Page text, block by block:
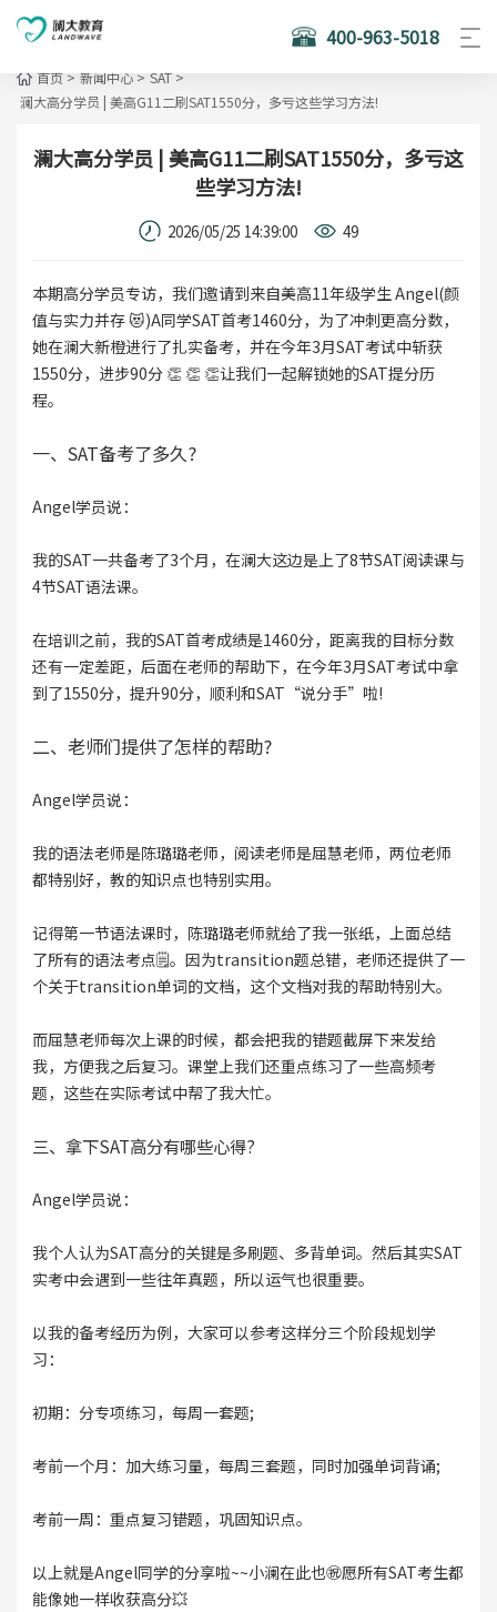
400-963-5018
首页 > 新闻中心 > SAT >
澜大高分学员 | 美高G11二刷SAT1550分，多亏这些学习方法!
澜大高分学员 | 美高G11二刷SAT1550分，多亏这
些学习方法!
2026/05/25 14:39:00 49
本期高分学员专访，我们邀请到来自美高11年级学生 Angel(颜
值与实力并存 😻)A同学SAT首考1460分，为了冲刺更高分数，
她在澜大新橙进行了扎实备考，并在今年3月SAT考试中斩获
1550分，进步90分 👏 👏 👏让我们一起解锁她的SAT提分历
程。
一、SAT备考了多久?
Angel学员说：
我的SAT一共备考了3个月，在澜大这边是上了8节SAT阅读课与
4节SAT语法课。
在培训之前，我的SAT首考成绩是1460分，距离我的目标分数
还有一定差距，后面在老师的帮助下，在今年3月SAT考试中拿
到了1550分，提升90分，顺利和SAT“说分手”啦!
二、老师们提供了怎样的帮助?
Angel学员说：
我的语法老师是陈璐璐老师，阅读老师是屈慧老师，两位老师
都特别好，教的知识点也特别实用。
记得第一节语法课时，陈璐璐老师就给了我一张纸，上面总结
了所有的语法考点🗒️。因为transition题总错，老师还提供了一
个关于transition单词的文档，这个文档对我的帮助特别大。
而屈慧老师每次上课的时候，都会把我的错题截屏下来发给
我，方便我之后复习。课堂上我们还重点练习了一些高频考
题，这些在实际考试中帮了我大忙。
三、拿下SAT高分有哪些心得?
Angel学员说：
我个人认为SAT高分的关键是多刷题、多背单词。然后其实SAT
实考中会遇到一些往年真题，所以运气也很重要。
以我的备考经历为例，大家可以参考这样分三个阶段规划学
习：
初期：分专项练习，每周一套题;
考前一个月：加大练习量，每周三套题，同时加强单词背诵;
考前一周：重点复习错题，巩固知识点。
以上就是Angel同学的分享啦~~小澜在此也㊗️愿所有SAT考生都
能像她一样收获高分💥